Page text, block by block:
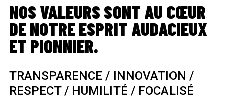
NOS VALEURS SONT AU CŒUR
DE NOTRE ESPRIT AUDACIEUX
ET PIONNIER.
TRANSPARENCE / INNOVATION /
RESPECT / HUMILITÉ / FOCALISÉ